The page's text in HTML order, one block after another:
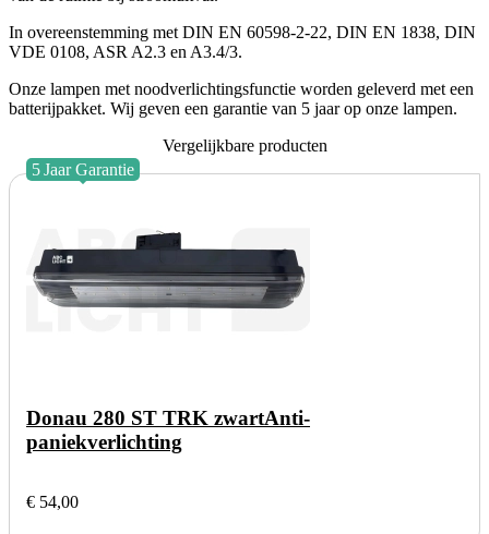
In overeenstemming met DIN EN 60598-2-22, DIN EN 1838, DIN
VDE 0108, ASR A2.3 en A3.4/3.
Onze lampen met noodverlichtingsfunctie worden geleverd met een
batterijpakket. Wij geven een garantie van 5 jaar op onze lampen.
Vergelijkbare producten
5Jaar Garantie
Donau 280 ST TRK zwartAnti-
paniekverlichting
€ 54,00